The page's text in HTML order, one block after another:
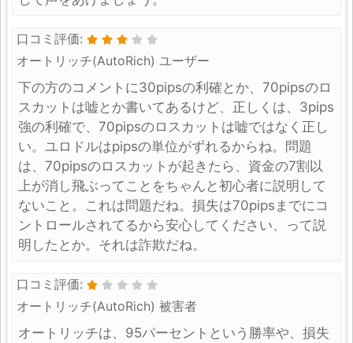
口コミ評価:
オートリッチ(AutoRich) ユーザー
下の方のコメントに30pipsの利確とか、70pipsのロ
スカットは嘘とか書いてあるけど、正しくは、3pips
強の利確で、70pipsのロスカットは嘘ではなく正し
い。ユロドルはpipsの単位がずれるからね。問題
は、70pipsのロスカットが起きたら、資金の7割以
上が消し飛ぶってことをちゃんと初心者に説明して
ないこと。これは問題だね。損失は70pipsまでにコ
ントロールされてるから安心してください、って説
明したとか。それは詐欺だね。
口コミ評価:
オートリッチ(AutoRich) 被害者
オートリッチは、95パーセントという勝率や、損失